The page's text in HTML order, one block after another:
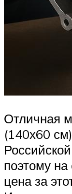
Отличная
(140х60
поэтому
цена за